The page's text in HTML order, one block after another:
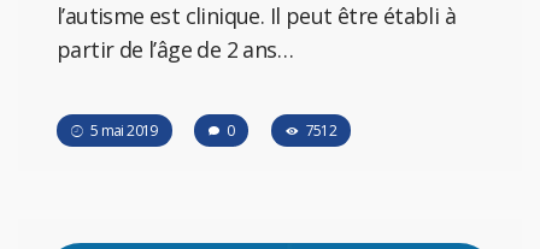
l’autisme est clinique. Il peut être établi à
partir de l’âge de 2 ans…
5 mai 2019 0 7512